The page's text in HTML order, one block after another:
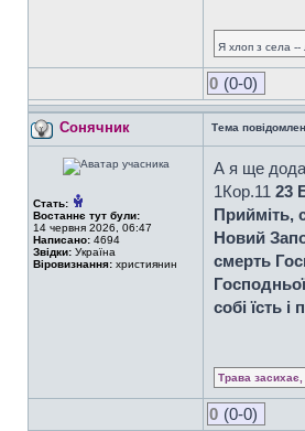
Я хлоп з села
0 (0-0)
Сонячник Тема
Стать:
Востаннє тут були:
14 червня 2026, 06:47
Написано: 4694
Звідки: Україна
Віровизнання: християнин
А я ще
1Кор.11 23
Прийміть,
Новий
смерть
собі їсть
Трава засихає,
0 (0-0)